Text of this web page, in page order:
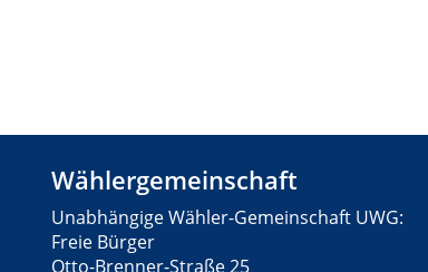
Wählergemeinschaft
Unabhängige Wähler-Gemeinschaft UWG:
Freie Bürger
Otto-Brenner-Straße 25